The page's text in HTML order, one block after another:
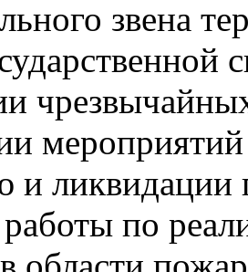
звена
и ликвидации
по